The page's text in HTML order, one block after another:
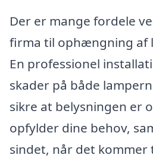
Der er mange fordele
firma til ophængning af
En professionel
skader på både
sikre at belysningen er
opfylder dine behov,
sindet, når det kommer